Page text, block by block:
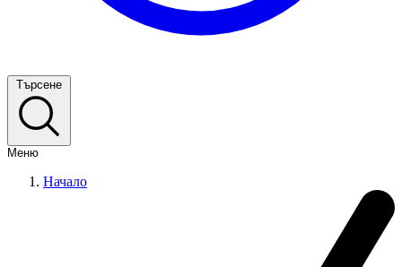
Търсене
Меню
Начало